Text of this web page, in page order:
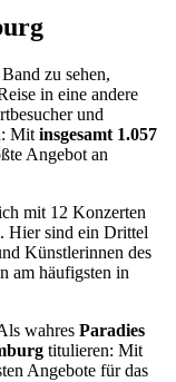
zu sehen,
in eine andere
und
Mit insgesamt 1.057
Angebot an
mit 12 Konzerten
Hier sind ein Drittel
Künstlerinnen des
am häufigsten in
wahres Paradies
titulieren: Mit
Angebote für das